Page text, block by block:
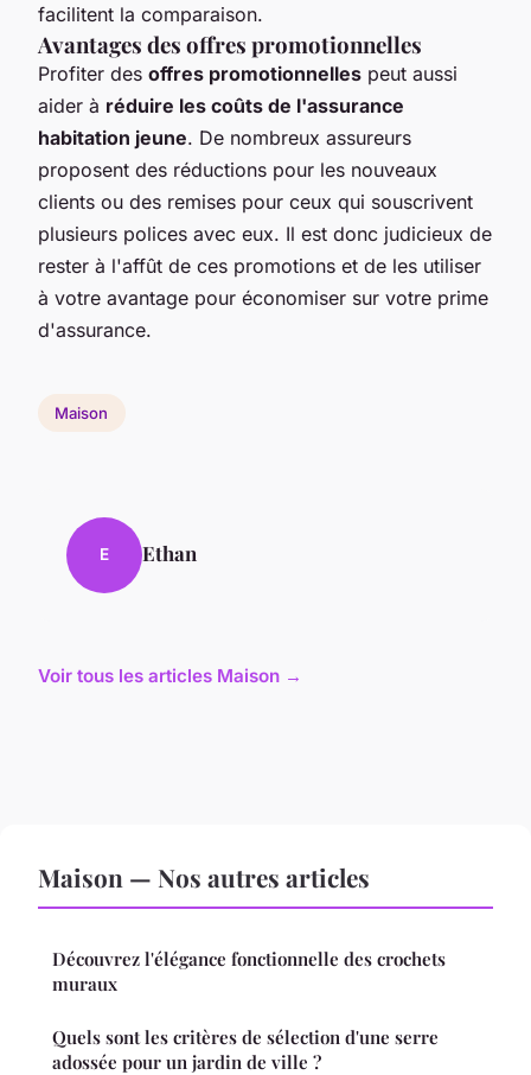
facilitent la comparaison.
Avantages des offres promotionnelles
Profiter des offres promotionnelles peut aussi
aider à réduire les coûts de l'assurance
habitation jeune. De nombreux assureurs
proposent des réductions pour les nouveaux
clients ou des remises pour ceux qui souscrivent
plusieurs polices avec eux. Il est donc judicieux de
rester à l'affût de ces promotions et de les utiliser
à votre avantage pour économiser sur votre prime
d'assurance.
Maison
E Ethan
Voir tous les articles Maison →
Maison — Nos autres articles
Découvrez l'élégance fonctionnelle des crochets
muraux
Quels sont les critères de sélection d'une serre
adossée pour un jardin de ville ?